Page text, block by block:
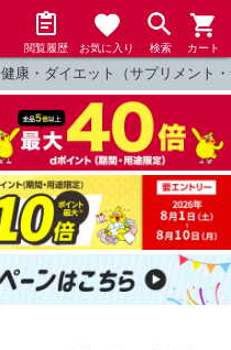
閲覧履歴 お気に入り 検索 カート
健康・ダイエット（サプリメント